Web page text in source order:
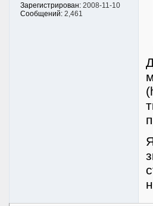
Зарегистрирован: 2008-11-10
Сообщений: 2,461